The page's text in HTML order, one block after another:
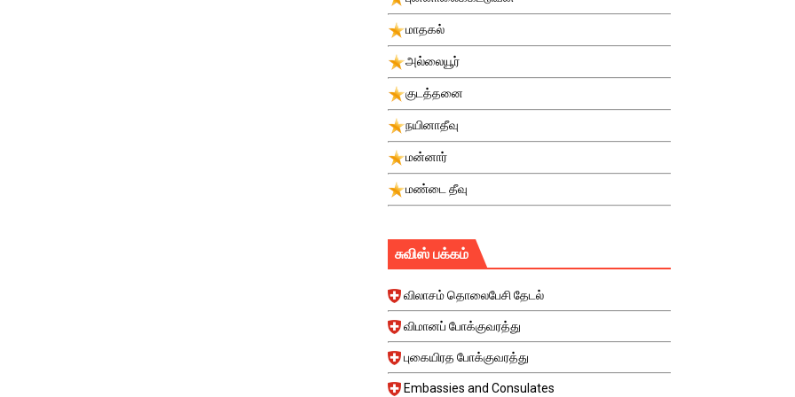
மாதகல்
அல்லையூர்
குடத்தனை
நயினாதீவு
மன்னார்
மண்டை தீவு
சுவிஸ் பக்கம்
விலாசம் தொலைபேசி தேடல்
விமானப் போக்குவரத்து
புகையிரத போக்குவரத்து
Embassies and Consulates